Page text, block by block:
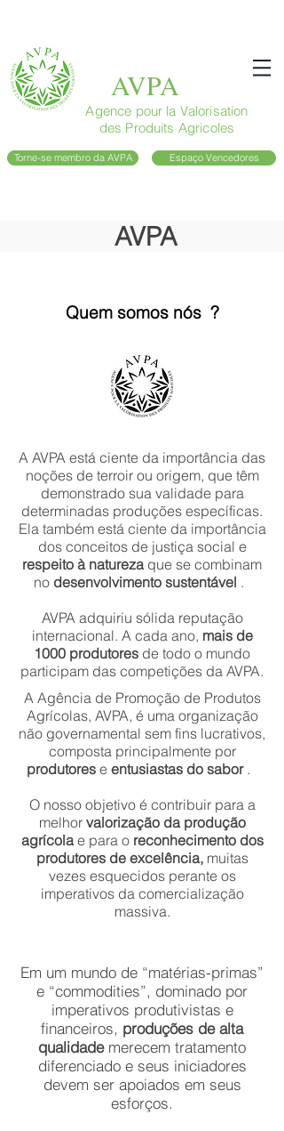
AVPA
Agence pour la Valorisation
des Produits Agricoles
Torne-se membro da AVPA Espaço Vencedores
AVPA
Quem somos nós ?
A AVPA está ciente da importância das
noções de terroir ou origem, que têm
demonstrado sua validade para
determinadas produções específicas.
Ela também está ciente da importância
dos conceitos de justiça social e
respeito à naturezaque se combinam
no desenvolvimento sustentável .
AVPA adquiriu sólida reputação
internacional. A cada ano, mais de
1000 produtores de todo o mundo
participam das competições da AVPA.
A Agência de Promoção de Produtos
Agrícolas, AVPA, é uma organização
não governamental sem fins lucrativos,
composta principalmente por
produtores e entusiastas do sabor.
O nosso objetivo é contribuir para a
melhor valorização da produção
agrícolae para o reconhecimento dos
produtores de excelência,muitas
vezes esquecidos perante os
imperativos da comercialização
massiva.
Em um mundo de “matérias-primas”
e “commodities”, dominado por
imperativos produtivistas e
financeiros, produções de alta
qualidademerecem tratamento
diferenciado e seus iniciadores
devem ser apoiados em seus
esforços.